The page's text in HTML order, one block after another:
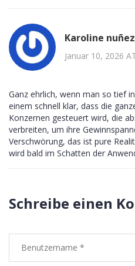
Karoline nuñez
Januar 10, 2026
Ganz ehrlich, wenn man so tief
einem schnell klar, dass die
Konzernen gesteuert wird, die
verbreiten, um ihre
Verschwörung, das ist pure
wird bald im Schatten der
Schreibe einen